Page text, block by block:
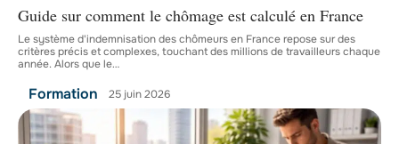
Guide sur comment le chômage est calculé en France
Le système d'indemnisation des chômeurs en France repose sur des
critères précis et complexes, touchant des millions de travailleurs chaque
année. Alors que le…
Formation 25 juin 2026